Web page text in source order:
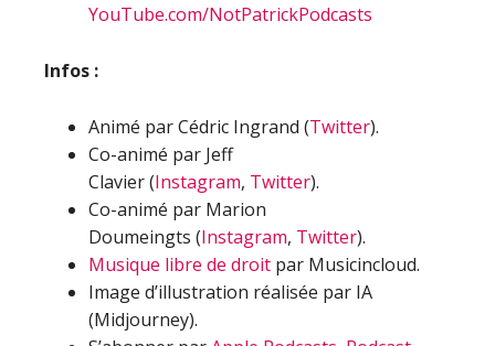
YouTube.com/NotPatrickPodcasts
Infos :
Animé par Cédric Ingrand (Twitter).
Co-animé par Jeff
Clavier (Instagram, Twitter).
Co-animé par Marion
Doumeingts (Instagram, Twitter).
Musique libre de droit par Musicincloud.
Image d’illustration réalisée par IA
(Midjourney).